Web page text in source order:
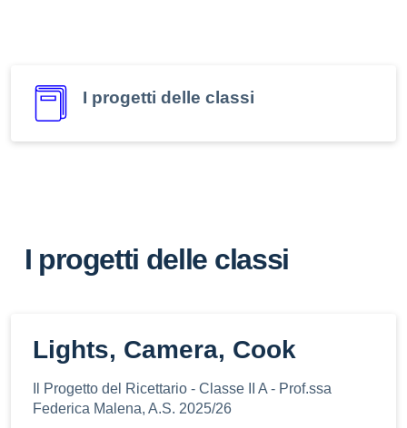
I progetti delle classi
I progetti delle classi
Lights, Camera, Cook
Il Progetto del Ricettario - Classe II A - Prof.ssa
Federica Malena, A.S. 2025/26